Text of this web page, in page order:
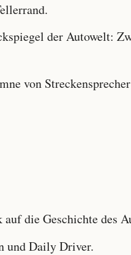
der Autowelt:
von
die Geschichte des
Daily Driver.